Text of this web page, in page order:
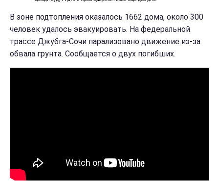
В зоне подтопления оказалось 1662 дома, около 300
человек удалось эвакуировать. На федеральной
трассе Джубга-Сочи парализовано движение из-за
обвала грунта. Сообщается о двух погибших.